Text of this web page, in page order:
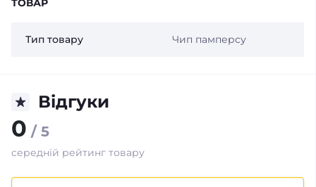
ТОВАР
Тип товару Чип памперсу
Відгуки
0 / 5
середній рейтинг товару